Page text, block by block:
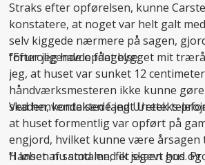
Straks efter opførelsen, kunne
konstatere, at noget var helt galt
selv kiggede nærmere på sagen,
foruroligende opdagelse:
”Efter jeg havde fået bygget mit
jeg, at huset var sunket 12
håndværksmesteren ikke kunne
skaden, kontaktede jeg Uretek
Ved henvendelsen fandt Ureteks
at huset formentlig var opført på
engjord, hvilket kunne være årsagen
Hansen nu stod med et skævt hus.
”I løbet af samtalen, fik jeg en god